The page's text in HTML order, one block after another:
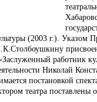
(2003 г.). Указом
работник
Николай
постановкой
театра поставлены